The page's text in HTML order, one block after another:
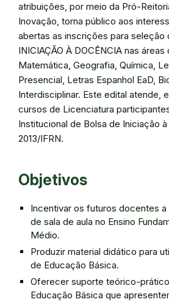
atribuições, por meio da Pró-
Inovação, torna público aos
abertas as inscrições para seleção
INICIAÇÃO À DOCÊNCIA nas áreas
Matemática, Geografia, Química,
Presencial, Letras Espanhol EaD,
Interdisciplinar. Este edital atende,
cursos de Licenciatura
Institucional de Bolsa de Iniciação
2013/IFRN.
Objetivos
Incentivar os futuros docentes
de sala de aula no Ensino
Médio.
Produzir material didático para
de Educação Básica.
Oferecer suporte teórico-
Educação Básica que